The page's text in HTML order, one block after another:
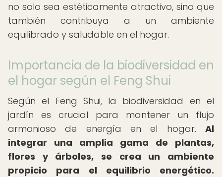
no solo sea estéticamente atractivo, sino que
también contribuya a un ambiente
equilibrado y saludable en el hogar.
Importancia de la biodiversidad en
el hogar según el Feng Shui
Según el Feng Shui, la biodiversidad en el
jardín es crucial para mantener un flujo
armonioso de energía en el hogar. Al
integrar una amplia gama de plantas,
flores y árboles, se crea un ambiente
propicio para el equilibrio energético.